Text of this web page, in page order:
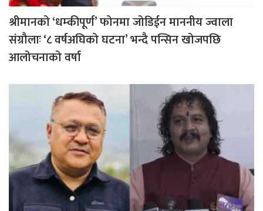
श्रीमानको ‘धम्कीपूर्ण’ फोनमा जोडिईन माननीय ज्वाला
संग्रौलाः ‘८ वर्षअघिको घटना’ भन्दै पन्सिन खोजपछि
आलोचनाको वर्षा